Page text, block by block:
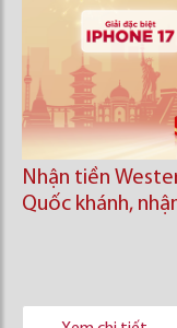
Nhận tiền
Quốc khánh,